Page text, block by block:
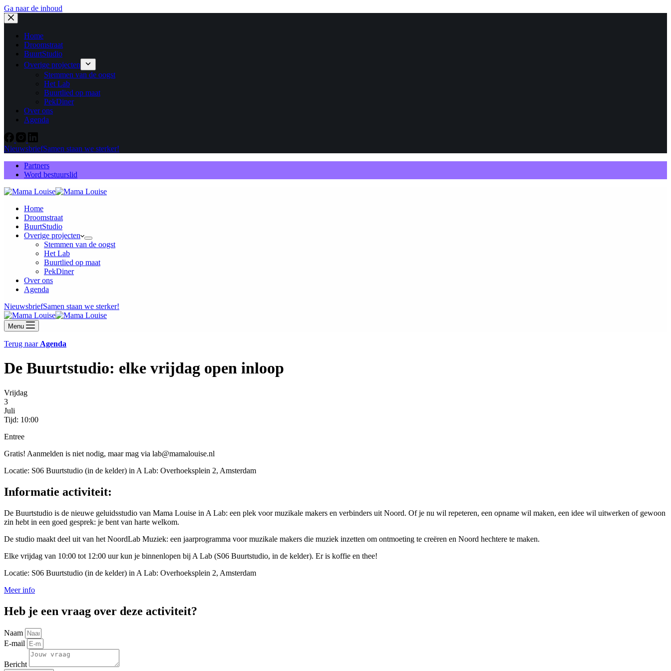
Ga naar de inhoud
Home
Droomstraat
BuurtStudio
Overige projecten
Stemmen van de oogst
Het Lab
Buurtlied op maat
PekDiner
Over ons
Agenda
NieuwsbriefSamen staan we sterker!
Partners
Word bestuurslid
Home
Droomstraat
BuurtStudio
Overige projecten
Stemmen van de oogst
Het Lab
Buurtlied op maat
PekDiner
Over ons
Agenda
NieuwsbriefSamen staan we sterker!
Menu
Terug naar Agenda
De Buurtstudio: elke vrijdag open inloop
Vrijdag
3
Juli
Tijd: 10:00
Entree
Gratis! Aanmelden is niet nodig, maar mag via lab@mamalouise.nl
Locatie: S06 Buurtstudio (in de kelder) in A Lab: Overhoeksplein 2, Amsterdam
Informatie activiteit:
De Buurtstudio is de nieuwe geluidsstudio van Mama Louise in A Lab: een plek voor muzikale makers en verbinders uit Noord. Of je nu wil repeteren, een opname wil maken, een idee wil uitwerken of gewoon
zin hebt in een goed gesprek: je bent van harte welkom.
De studio maakt deel uit van het NoordLab Muziek: een jaarprogramma voor muzikale makers die muziek inzetten om ontmoeting te creëren en Noord hechtere te maken.
Elke vrijdag van 10:00 tot 12:00 uur kun je binnenlopen bij A Lab (S06 Buurtstudio, in de kelder). Er is koffie en thee!
Locatie: S06 Buurtstudio (in de kelder) in A Lab: Overhoeksplein 2, Amsterdam
Meer info
Heb je een vraag over deze activiteit?
Naam
E-mail
Bericht